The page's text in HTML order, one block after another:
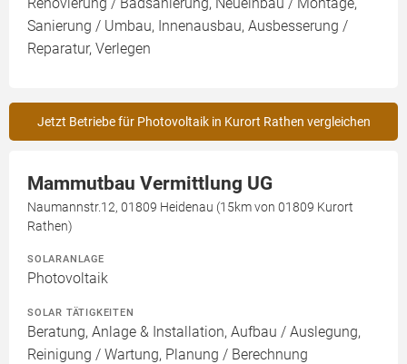
Sanierung / Umbau, Innenausbau, Ausbesserung /
Reparatur, Verlegen
Jetzt Betriebe für Photovoltaik in Kurort Rathen vergleichen
Mammutbau Vermittlung UG
Naumannstr.12, 01809 Heidenau (15km von 01809 Kurort
Rathen)
SOLARANLAGE
Photovoltaik
SOLAR TÄTIGKEITEN
Beratung, Anlage & Installation, Aufbau / Auslegung,
Reinigung / Wartung, Planung / Berechnung